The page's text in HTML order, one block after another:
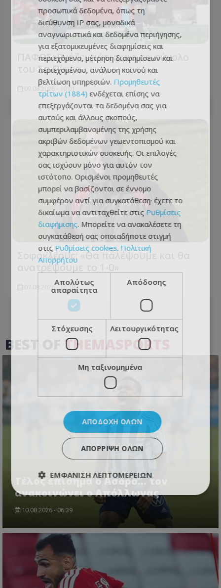
ΠΑΦΟΣ: Βγάζει μάτια για το σύνολο
του Σα Πίντο...
09.08.2026 - 10:01
Σοφοκλέους: «Θα παλέψουμε και θα
ανατρέψουμε το 1-0»
07.08.2026 - 16:18
BEST OF THEMASPORTS
Tέλος επισημα ο Ασόρο... τον
ανακοινώνει ο Απόλλωνας
10.08.2026 - 06:39
προσωπικά δεδομένα, όπως τη
διεύθυνση IP σας, μοναδικά
αναγνωριστικά και δεδομένα περιήγησης,
για εξατομικευμένες διαφημίσεις και
περιεχόμενο, μέτρηση διαφημίσεων και
περιεχομένου, ανάλυση κοινού και
βελτίωση υπηρεσιών. Προμηθευτές
τρίτων (1884) ενδέχεται επίσης να
επεξεργάζονται τα δεδομένα σας για
αυτούς και άλλους σκοπούς,
συμπεριλαμβανομένης της χρήσης
ακριβών δεδομένων γεωεντοπισμού και
χαρακτηριστικών συσκευής. Οι επιλογές
σας ισχύουν μόνο για αυτόν τον
ιστότοπο. Ορισμένοι προμηθευτές
μπορεί να βασίζονται σε έννομο
συμφέρον αντί για συγκατάθεση· έχετε το
δικαίωμα να αντιταχθείτε στις Ρυθμίσεις
διαφήμισης. Μπορείτε να ανακαλέσετε τη
συγκατάθεσή σας οποιαδήποτε στιγμή
στις Ρυθμίσεις cookies. Πολιτική
Απορρήτου
Απολύτως
απαραίτητα
Απόδοσης
Στόχευσης Λειτουργικότητας
Μη ταξινομημένα
ΑΠΟΔΟΧΉ ΌΛΩΝ
ΑΠΌΡΡΙΨΗ ΌΛΩΝ
ΕΜΦΆΝΙΣΗ ΛΕΠΤΟΜΕΡΕΙΏΝ